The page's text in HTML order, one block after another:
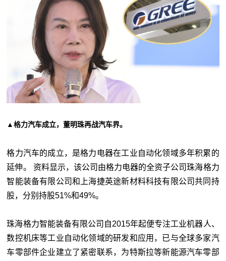
▲格力汽车成立，董明珠再战汽车界。
格力汽车的成立，是格力电器在工业自动化领域多年积累的
延伸。 资料显示，该公司由格力电器的全资子公司珠海格力
智能装备有限公司和上海捷英途新材料科技有限公司共同持
股，分别持股51%和49%。
珠海格力智能装备有限公司自2015年起便专注工业机器人、
数控机床等工业自动化领域的研发和应用，已与全球多家汽
车零部件企业建立了紧密联系，为特斯拉等新能源汽车零部